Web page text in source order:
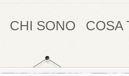
CHI SONO COSA